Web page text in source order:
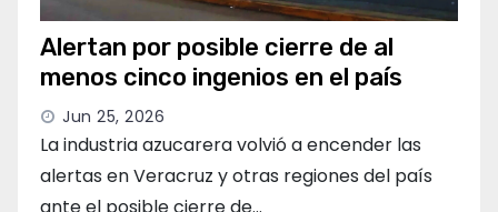
Alertan por posible cierre de al
menos cinco ingenios en el país
Jun 25, 2026
La industria azucarera volvió a encender las
alertas en Veracruz y otras regiones del país